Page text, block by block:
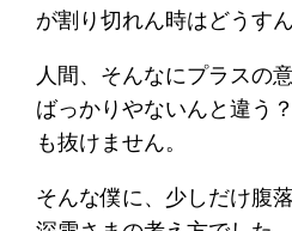
が割り切れん時はどうす
人間、そんなにプラスの
ばっかりやないんと違う
も抜けません。
そんな僕に、少しだけ腹